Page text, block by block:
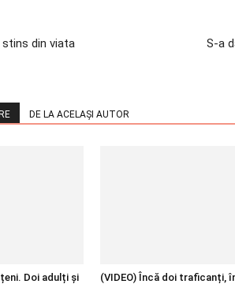
stins din viata
S-a
DE LA ACELAȘI AUTOR
Doi adulți și
(VIDEO) Încă doi traficanți,